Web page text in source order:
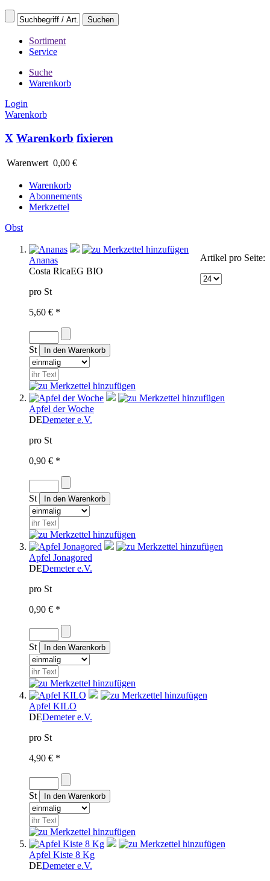
Sortiment
Service
Suche
Warenkorb
Login
Warenkorb
X Warenkorb fixieren
Warenwert 0,00 €
Warenkorb
Abonnements
Merkzettel
Obst
Artikel pro Seite:
Ananas
Costa RicaEG BIO
pro St
5,60 € *
St
Apfel der Woche
DEDemeter e.V.
pro St
0,90 € *
St
Apfel Jonagored
DEDemeter e.V.
pro St
0,90 € *
St
Apfel KILO
DEDemeter e.V.
pro St
4,90 € *
St
Apfel Kiste 8 Kg
DEDemeter e.V.